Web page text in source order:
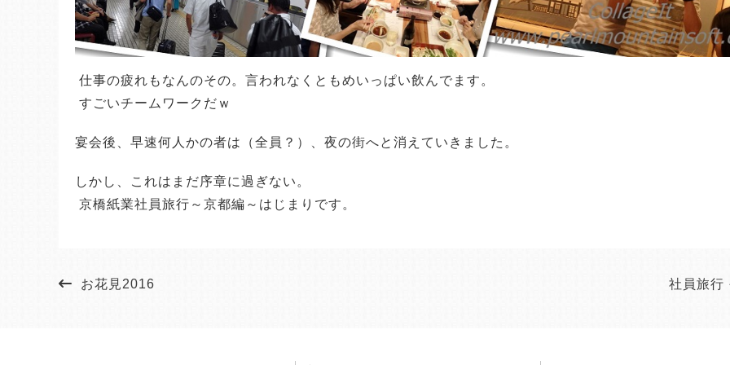
仕事の疲れもなんのその。言われなくともめいっぱい飲んでます。
すごいチームワークだｗ
宴会後、早速何人かの者は（全員？）、夜の街へと消えていきました。
しかし、これはまだ序章に過ぎない。
京橋紙業社員旅行～京都編～はじまりです。
お花見2016 社員旅